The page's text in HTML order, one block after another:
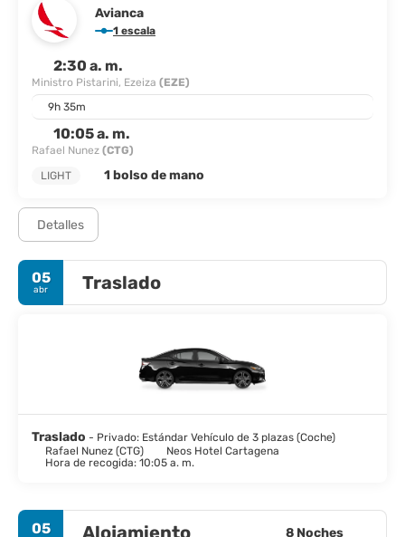
Avianca
1 escala
2:30 a. m.
Ministro Pistarini, Ezeiza (EZE)
9h 35m
10:05 a. m.
Rafael Nunez (CTG)
LIGHT
1 bolso de mano
Detalles
05
abr Traslado
Traslado - Privado: Estándar Vehículo de 3 plazas (Coche)
Rafael Nunez (CTG)
Neos Hotel Cartagena
Hora de recogida: 10:05 a. m.
05 Alojamiento 8 Noches